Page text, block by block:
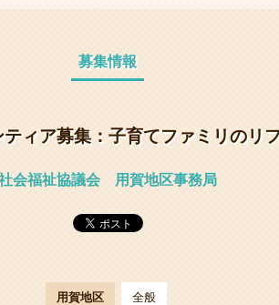
募集情報
ィア募集：子育てファミリのリ
会福祉協議会 用賀地区事務局
用賀地区 全般